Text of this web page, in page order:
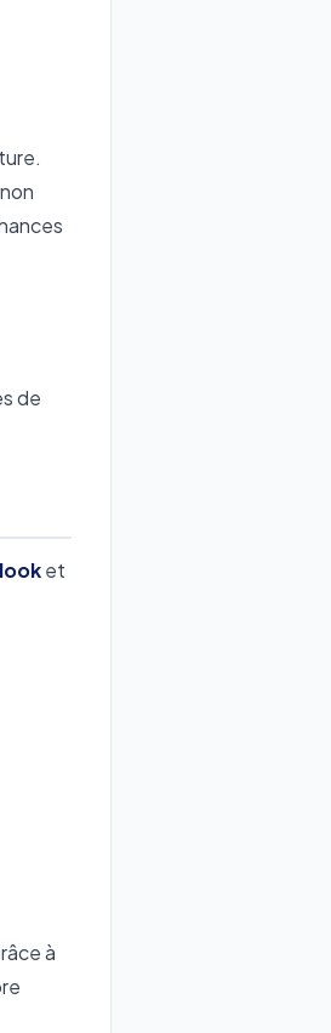
de
et
à